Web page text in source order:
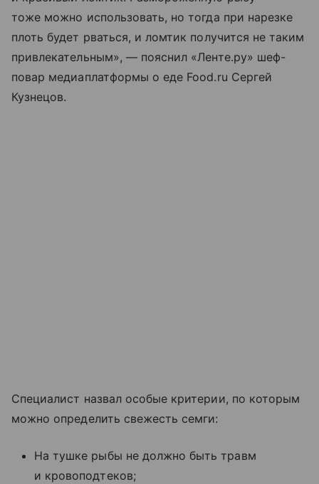
тоже можно использовать, но тогда при нарезке
плоть будет рваться, и ломтик получится не таким
привлекательным», — пояснил «Ленте.ру» шеф-
повар медиаплатформы о еде Food.ru Сергей
Кузнецов.
Специалист назвал особые критерии, по которым
можно определить свежесть семги:
На тушке рыбы не должно быть травм
и кровоподтеков;